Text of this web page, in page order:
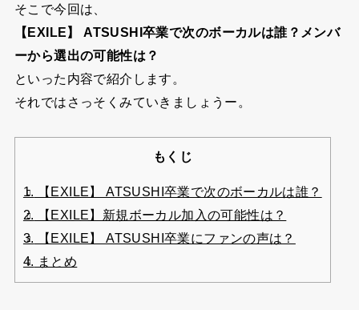
そこで今回は、
【EXILE】 ATSUSHI卒業で次のボーカルは誰？メンバ
ーから選出の可能性は？
といった内容で紹介します。
それではさっそくみていきましょうー。
もくじ
1.
【EXILE】 ATSUSHI卒業で次のボーカルは誰？
2.
【EXILE】新規ボーカル加入の可能性は？
3.
【EXILE】 ATSUSHI卒業にファンの声は？
4. まとめ